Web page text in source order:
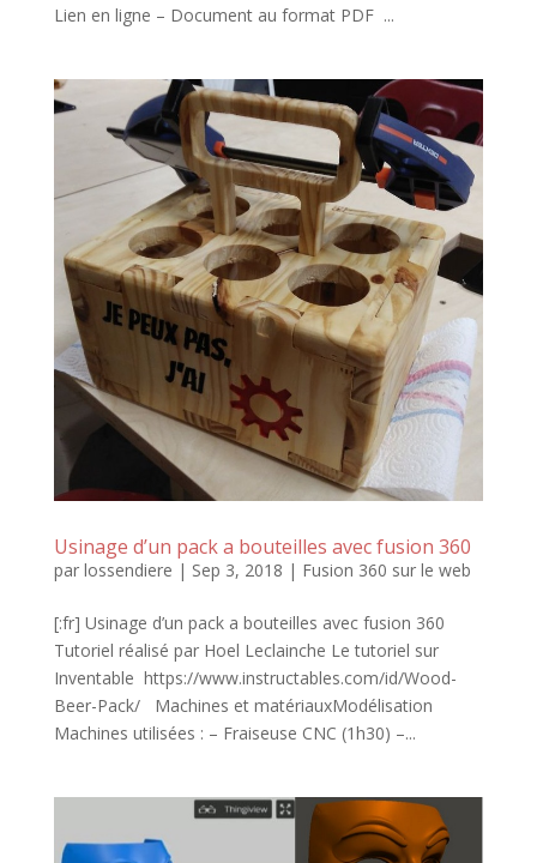
Lien en ligne – Document au format PDF ...
Usinage d’un pack a bouteilles avec fusion 360
par lossendiere | Sep 3, 2018 | Fusion 360 sur le web
[:fr] Usinage d’un pack a bouteilles avec fusion 360
Tutoriel réalisé par Hoel Leclainche Le tutoriel sur
Inventable https://www.instructables.com/id/Wood-
Beer-Pack/ Machines et matériauxModélisation
Machines utilisées : – Fraiseuse CNC (1h30) –...